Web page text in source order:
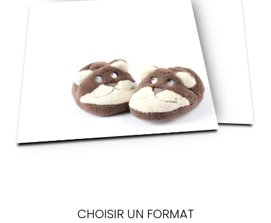
CHOISIR UN FORMAT